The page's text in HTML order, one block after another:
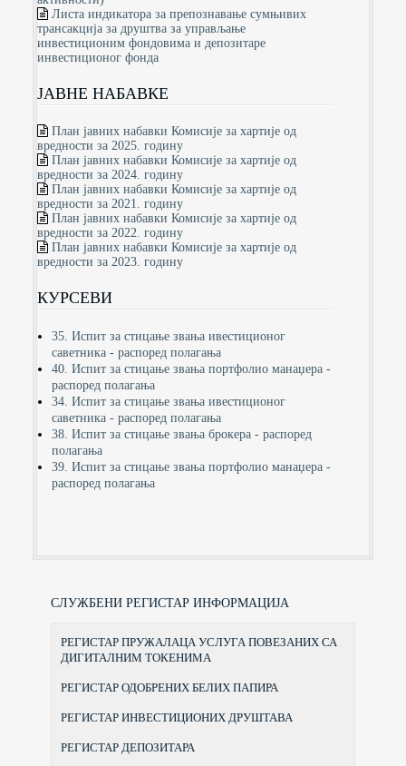
Листа индикатора за препознавање сумњивих
трансакција за друштва за управљање
инвестиционим фондовима и депозитаре
инвестиционог фонда
ЈАВНЕ НАБАВКЕ
План јавних набавки Комисије за хартије од
вредности за 2025. годину
План јавних набавки Комисије за хартије од
вредности за 2024. годину
План јавних набавки Комисије за хартије од
вредности за 2021. годину
План јавних набавки Комисије за хартије од
вредности за 2022. годину
План јавних набавки Комисије за хартије од
вредности за 2023. годину
КУРСЕВИ
35. Испит за стицање звања ивестиционог
саветника - распоред полагања
40. Испит за стицање звања портфолио манаџера -
распоред полагања
34. Испит за стицање звања ивестиционог
саветника - распоред полагања
38. Испит за стицање звања брокера - распоред
полагања
39. Испит за стицање звања портфолио манаџера -
распоред полагања
СЛУЖБЕНИ РЕГИСТАР ИНФОРМАЦИЈА
РЕГИСТАР ПРУЖАЛАЦА УСЛУГА ПОВЕЗАНИХ СА
ДИГИТАЛНИМ ТОКЕНИМА
РЕГИСТАР ОДОБРЕНИХ БЕЛИХ ПАПИРА
РЕГИСТАР ИНВЕСТИЦИОНИХ ДРУШТАВА
РЕГИСТАР ДЕПОЗИТАРА